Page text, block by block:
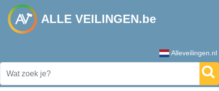
ALLE VEILINGEN.be
Alleveilingen.nl